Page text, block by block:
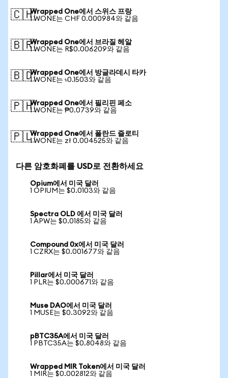
🇨🇭Wrapped One에서 스위스 프랑
1 WONE는 CHF 0.000984와 같음
🇧🇷Wrapped One에서 브라질 헤알
1 WONE는 R$0.006209와 같음
🇧🇩Wrapped One에서 방글라데시 타카
1 WONE는 ৳0.1503와 같음
🇵🇭Wrapped One에서 필리핀 페소
1 WONE는 ₱0.0739와 같음
🇵🇱Wrapped One에서 폴란드 즐로티
1 WONE는 zł 0.004525와 같음
다른 암호화폐를 USD로 전환하세요
Opium에서 미국 달러
1 OPIUM는 $0.0103와 같음
Spectra OLD 에서 미국 달러
1 APW는 $0.0185와 같음
Compound 0x에서 미국 달러
1 CZRX는 $0.001677와 같음
Pillar에서 미국 달러
1 PLR는 $0.000671와 같음
Muse DAO에서 미국 달러
1 MUSE는 $0.3092와 같음
pBTC35A에서 미국 달러
1 PBTC35A는 $0.8048와 같음
Wrapped MIR Token에서 미국 달러
1 MIR는 $0.002812와 같음